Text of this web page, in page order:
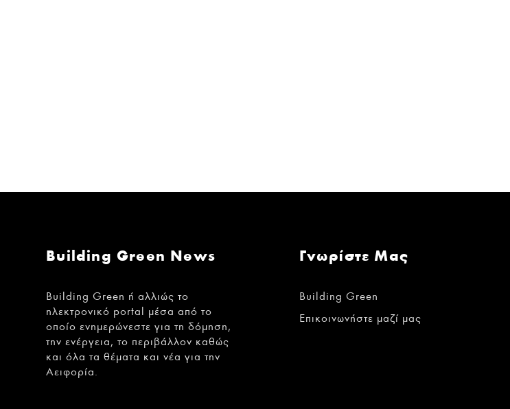
Building Green News
Building Green ή αλλιώς το
ηλεκτρονικό portal μέσα από το
οποίο ενημερώνεστε για τη δόμηση,
την ενέργεια, το περιβάλλον καθώς
και όλα τα θέματα και νέα για την
Αειφορία.
Γνωρίστε Μας
Building Green
Επικοινωνήστε μαζί μας